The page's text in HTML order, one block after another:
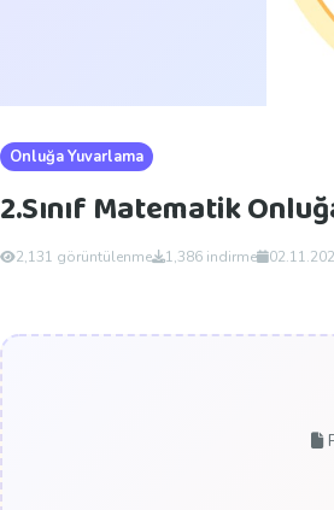
Onluğa Yuvarlama
2.Sınıf Matematik
2,131 görüntülenme 1,386 indirme